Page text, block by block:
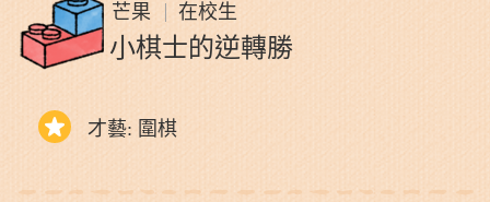
芒果 在校生
小棋士的逆轉勝
才藝: 圍棋